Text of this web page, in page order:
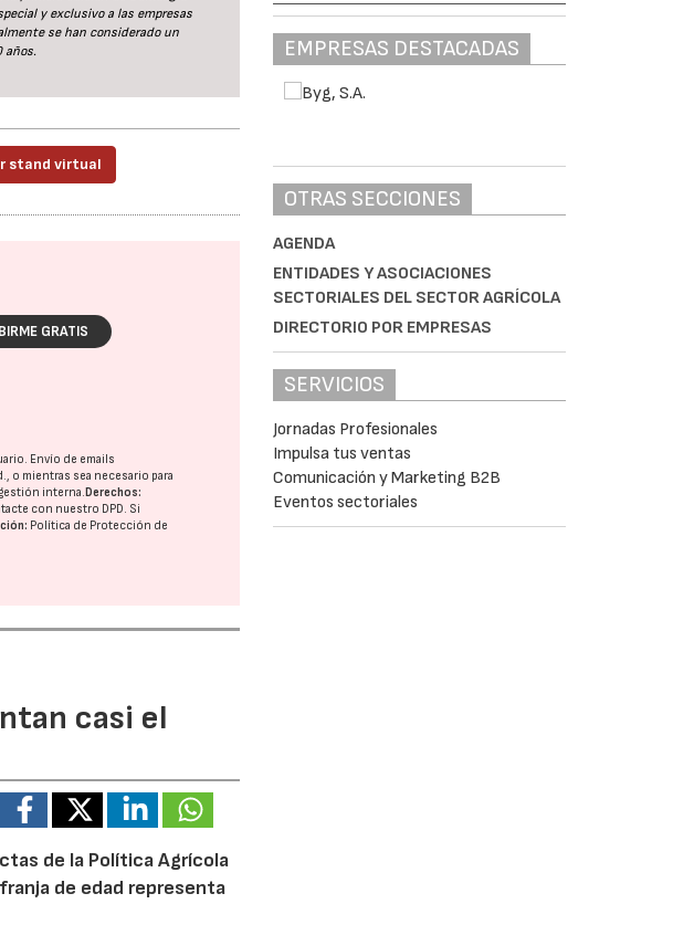
y exclusivo a las empresas
se han considerado un
años.
stand virtual
GRATIS
Envío de emails
o mientras sea necesario para
interna. Derechos:
con nuestro DPD. Si
Política de Protección de
casi el
de la Política Agrícola
de edad representa
EMPRESAS DESTACADAS
OTRAS SECCIONES
AGENDA
ENTIDADES Y ASOCIACIONES
SECTORIALES DEL SECTOR AGRÍCOLA
DIRECTORIO POR EMPRESAS
SERVICIOS
Jornadas Profesionales
Impulsa tus ventas
Comunicación y Marketing B2B
Eventos sectoriales